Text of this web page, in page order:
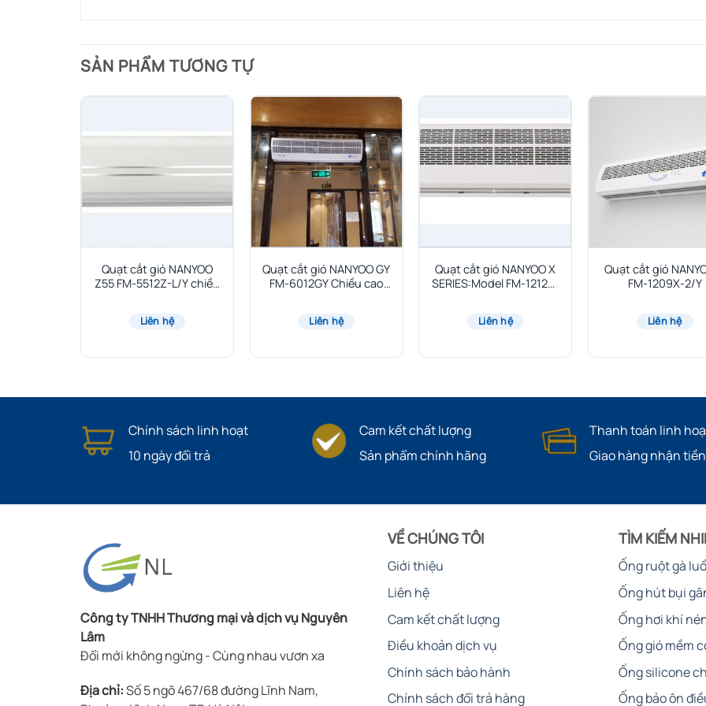
SẢN PHẨM TƯƠNG TỰ
Quạt cắt gió NANYOO
Z55 FM-5512Z-L/Y chiều
Liên hệ
Quạt cắt gió NANYOO GY
FM-6012GY Chiều cao
Liên hệ
Quạt cắt gió NANYOO X
SERIES:Model FM-1212X-
Liên hệ
Quạt cắt gió
FM-1209X-2/Y
Liên hệ
Chính sách linh hoạt
10 ngày đổi trả
Cam kết chất lượng
Sản phẩm chính hãng
Thanh toán linh
Giao hàng nhận tiền
Công ty TNHH Thương mại và dịch vụ Nguyên
Lâm
Đổi mới không ngừng - Cùng nhau vươn xa
Địa chỉ:Số 5 ngõ 467/68 đường Lĩnh Nam,
VỀ CHÚNG TÔI
Giới thiệu
Liên hệ
Cam kết chất lượng
Điều khoản dịch vụ
Chính sách bảo hành
Chính sách đổi trả hàng
TÌM KIẾM
Ống ruột gà
Ống hút bụi
Ống hơi khí
Ống gió mềm
Ống silicone
Ống bảo ôn